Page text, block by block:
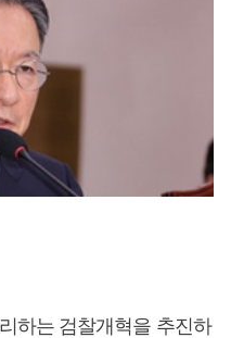
하는 검찰개혁을 추진하